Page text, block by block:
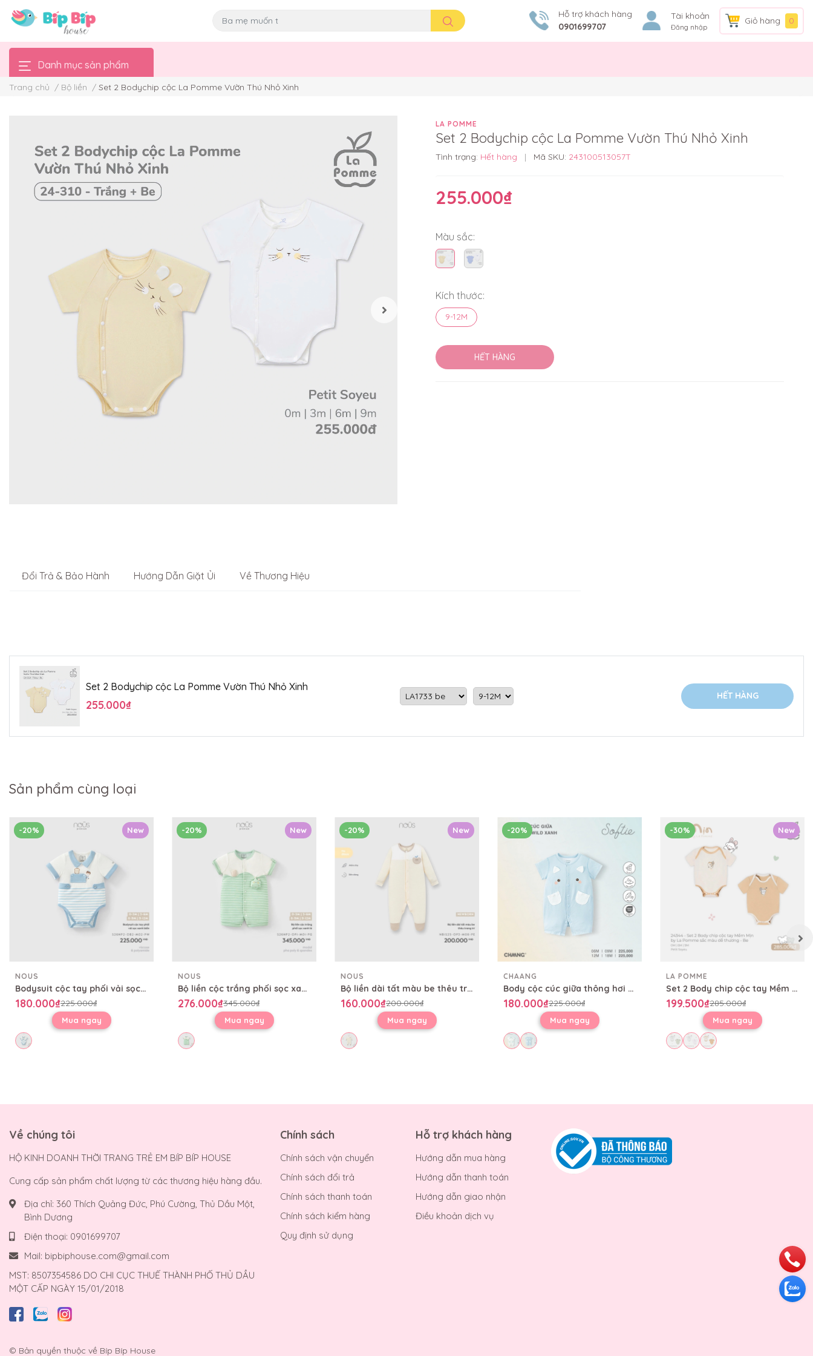
Hỗ trợ khách hàng
0901699707
Tài khoản
Đăng nhập
Giỏ hàng 0
Danh mục sản phẩm
Trang chủ / Bộ liền / Set 2 Bodychip cộc La Pomme Vườn Thú Nhỏ Xinh
LA POMME
Set 2 Bodychip cộc La Pomme Vườn Thú Nhỏ Xinh
Tình trạng: Hết hàng | Mã SKU: 243100513057T
255.000₫
Màu sắc:
Kích thước:
9-12M
HẾT HÀNG
Đổi Trả & Bảo Hành Hướng Dẫn Giặt Ủi Về Thương Hiệu
Set 2 Bodychip cộc La Pomme Vườn Thú Nhỏ Xinh
255.000₫
HẾT HÀNG
Sản phẩm cùng loại
New
-20%
NOUS
Bodysuit cộc tay phối vải sọc xanh biển
180.000₫225.000₫
Mua ngay
New
-20%
NOUS
Bộ liền cộc trắng phối sọc xanh lá
276.000₫345.000₫
Mua ngay
New
-20%
NOUS
Bộ liền dài tất màu be thêu trang trí
160.000₫200.000₫
Mua ngay
-20%
CHAANG
Body cộc cúc giữa thông hơi Wild
180.000₫225.000₫
Mua ngay
New
-30%
LA POMME
Set 2 Body chip cộc tay Mềm Mịn by La Pomme sắc màu dễ thương
199.500₫285.000₫
Mua ngay
Về chúng tôi
HỘ KINH DOANH THỜI TRANG TRẺ EM BÍP BÍP HOUSE
Cung cấp sản phẩm chất lượng từ các thương hiệu hàng đầu.
Địa chỉ: 360 Thích Quảng Đức, Phú Cường, Thủ Dầu Một,
Bình Dương
Điện thoại: 0901699707
Mail: bipbiphouse.com@gmail.com
MST: 8507354586 DO CHI CỤC THUẾ THÀNH PHỐ THỦ DẦU
MỘT CẤP NGÀY 15/01/2018
Chính sách
Chính sách vận chuyển
Chính sách đổi trả
Chính sách thanh toán
Chính sách kiểm hàng
Quy định sử dụng
Hỗ trợ khách hàng
Hướng dẫn mua hàng
Hướng dẫn thanh toán
Hướng dẫn giao nhận
Điều khoản dịch vụ
© Bản quyền thuộc về Bíp Bíp House